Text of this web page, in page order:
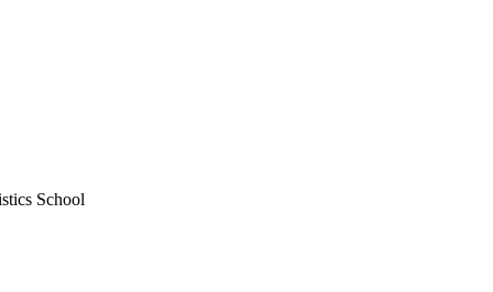
School